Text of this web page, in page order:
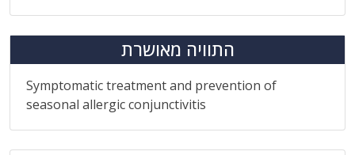
התוויה מאושרת
Symptomatic treatment and prevention of
seasonal allergic conjunctivitis